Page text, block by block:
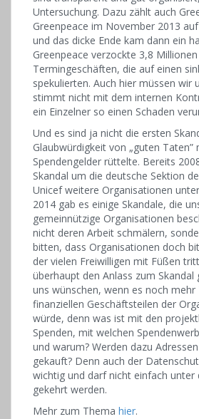
Untersuchung. Dazu zählt auch
Greenpeace im November 2013
und das dicke Ende kam dann ein
Greenpeace verzockte 3,8
Termingeschäften, die auf einen
spekulierten. Auch hier müssen wir
stimmt nicht mit dem internen
ein Einzelner so einen Schaden
Und es sind ja nicht die ersten
Glaubwürdigkeit von „guten Taten”
Spendengelder rüttelte. Bereits
Skandal um die deutsche Sektion
Unicef weitere Organisationen
2014 gab es einige Skandale, die
gemeinnützige Organisationen
nicht deren Arbeit schmälern,
bitten, dass Organisationen doch
der vielen Freiwilligen mit Füßen
überhaupt den Anlass zum Skandal
uns wünschen, wenn es noch mehr
finanziellen Geschäftsteilen der
würde, denn was ist mit den
Spenden, mit welchen
und warum? Werden dazu
gekauft? Denn auch der
wichtig und darf nicht einfach unter
gekehrt werden.
Mehr zum Thema hier.